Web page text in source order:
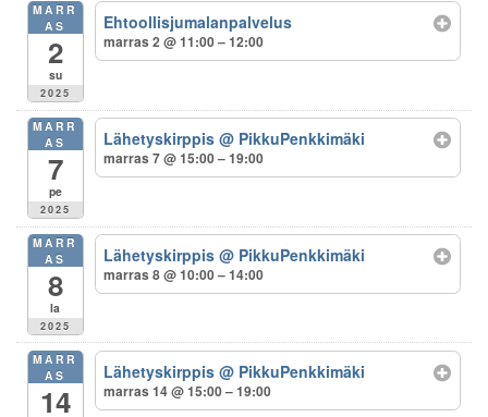
MARR
AS
2
su
2025
Ehtoollisjumalanpalvelus
marras 2 @ 11:00 – 12:00
MARR
AS
7
pe
2025
Lähetyskirppis@ PikkuPenkkimäki
marras 7 @ 15:00 – 19:00
MARR
AS
8
la
2025
Lähetyskirppis@ PikkuPenkkimäki
marras 8 @ 10:00 – 14:00
MARR
AS
14
Lähetyskirppis@ PikkuPenkkimäki
marras 14 @ 15:00 – 19:00